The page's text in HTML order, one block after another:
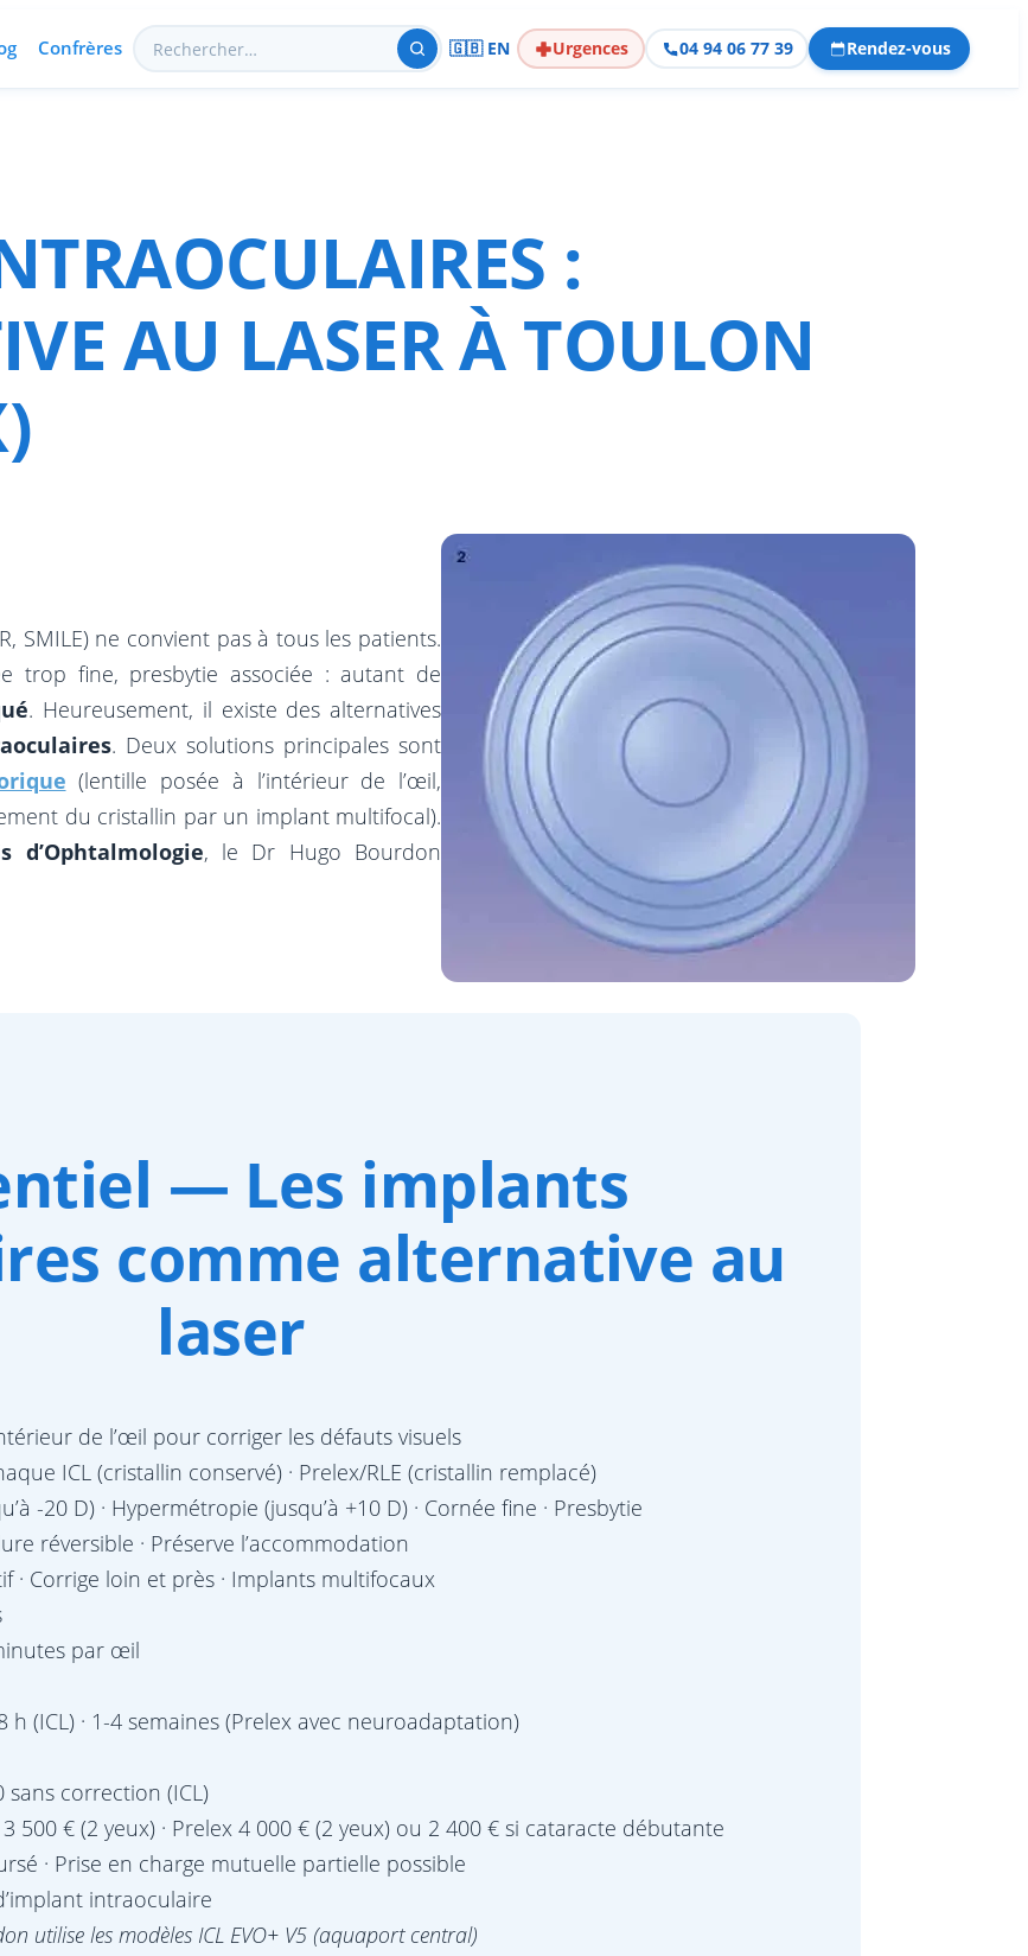
Confrères 🇬🇧 EN Urgences 04 94 06 77 39 Rendez-vous
:
AU LASER À TOULON
SMILE) ne convient pas à tous les patients.
trop fine, presbytie associée : autant de
. Heureusement, il existe des alternatives
. Deux solutions principales sont
(lentille posée à l’intérieur de l’œil,
du cristallin par un implant multifocal).
, le Dr Hugo Bourdon
— Les implants
comme alternative au
laser
de l’œil pour corriger les défauts visuels
ICL (cristallin conservé) · Prelex/RLE (cristallin remplacé)
-20 D) · Hypermétropie (jusqu’à +10 D) · Cornée fine · Presbytie
réversible · Préserve l’accommodation
· Corrige loin et près · Implants multifocaux
par œil
h (ICL) · 1-4 semaines (Prelex avec neuroadaptation)
sans correction (ICL)
500 € (2 yeux) · Prelex 4 000 € (2 yeux) ou 2 400 € si cataracte débutante
· Prise en charge mutuelle partielle possible
intraoculaire
utilise les modèles ICL EVO+ V5 (aquaport central)